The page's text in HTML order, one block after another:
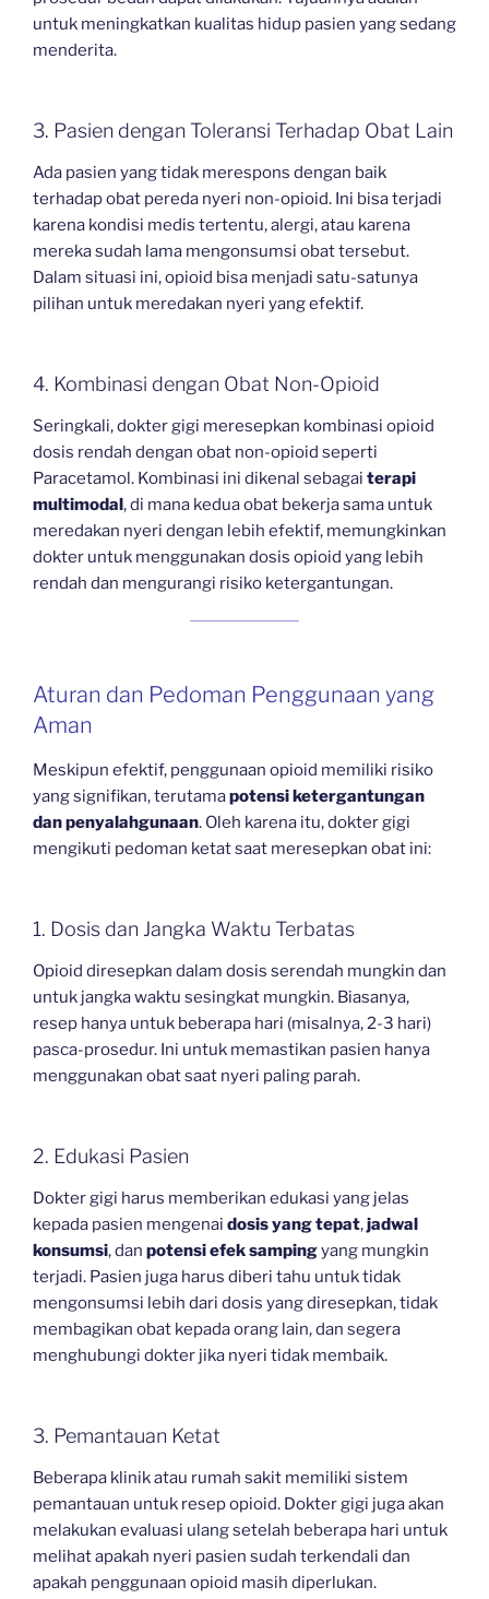
untuk meningkatkan kualitas hidup pasien yang sedang
menderita.
3. Pasien dengan Toleransi Terhadap Obat Lain
Ada pasien yang tidak merespons dengan baik
terhadap obat pereda nyeri non-opioid. Ini bisa terjadi
karena kondisi medis tertentu, alergi, atau karena
mereka sudah lama mengonsumsi obat tersebut.
Dalam situasi ini, opioid bisa menjadi satu-satunya
pilihan untuk meredakan nyeri yang efektif.
4. Kombinasi dengan Obat Non-Opioid
Seringkali, dokter gigi meresepkan kombinasi opioid
dosis rendah dengan obat non-opioid seperti
Paracetamol. Kombinasi ini dikenal sebagai terapi
multimodal, di mana kedua obat bekerja sama untuk
meredakan nyeri dengan lebih efektif, memungkinkan
dokter untuk menggunakan dosis opioid yang lebih
rendah dan mengurangi risiko ketergantungan.
Aturan dan Pedoman Penggunaan yang
Aman
Meskipun efektif, penggunaan opioid memiliki risiko
yang signifikan, terutamapotensi ketergantungan
dan penyalahgunaan. Oleh karena itu, dokter gigi
mengikuti pedoman ketat saat meresepkan obat ini:
1. Dosis dan Jangka Waktu Terbatas
Opioid diresepkan dalam dosis serendah mungkin dan
untuk jangka waktu sesingkat mungkin. Biasanya,
resep hanya untuk beberapa hari (misalnya, 2-3 hari)
pasca-prosedur. Ini untuk memastikan pasien hanya
menggunakan obat saat nyeri paling parah.
2. Edukasi Pasien
Dokter gigi harus memberikan edukasi yang jelas
kepada pasien mengenai dosis yang tepat,jadwal
konsumsi, dan potensi efek sampingyang mungkin
terjadi. Pasien juga harus diberi tahu untuk tidak
mengonsumsi lebih dari dosis yang diresepkan, tidak
membagikan obat kepada orang lain, dan segera
menghubungi dokter jika nyeri tidak membaik.
3. Pemantauan Ketat
Beberapa klinik atau rumah sakit memiliki sistem
pemantauan untuk resep opioid. Dokter gigi juga akan
melakukan evaluasi ulang setelah beberapa hari untuk
melihat apakah nyeri pasien sudah terkendali dan
apakah penggunaan opioid masih diperlukan.